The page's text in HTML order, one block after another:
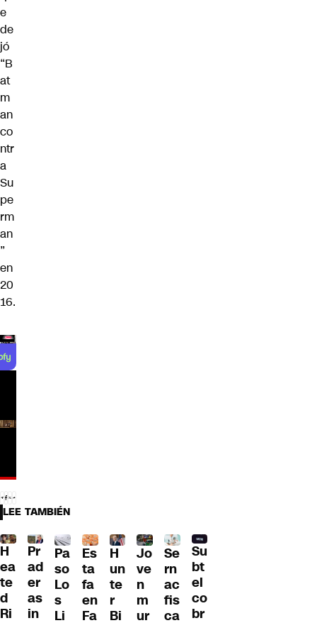
e
de
jó
“B
at
m
an
co
ntr
a
Su
pe
rm
an
”
en
20
16.
LEE TAMBIÉN
H
ea
te
d
Ri
Pr
ad
er
as
in
Pa
so
Lo
s
Li
Es
ta
fa
en
Fa
H
un
te
r
Bi
Jo
ve
n
m
ur
Se
rn
ac
fis
ca
Su
bt
el
co
br